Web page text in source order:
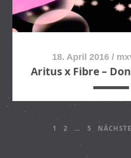
18. April 2016 /
Aritus x Fibre –
1 2 … 5